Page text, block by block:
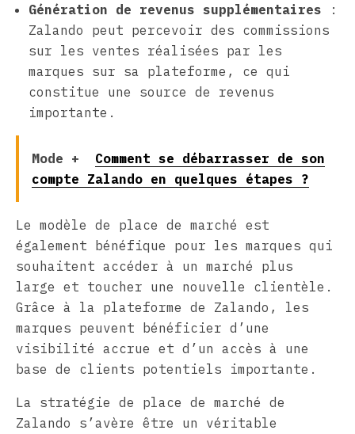
Génération de revenus supplémentaires :
Zalando peut percevoir des commissions
sur les ventes réalisées par les
marques sur sa plateforme, ce qui
constitue une source de revenus
importante.
Mode +
Comment se débarrasser de son
compte Zalando en quelques étapes ?
Le modèle de place de marché est
également bénéfique pour les marques qui
souhaitent accéder à un marché plus
large et toucher une nouvelle clientèle.
Grâce à la plateforme de Zalando, les
marques peuvent bénéficier d’une
visibilité accrue et d’un accès à une
base de clients potentiels importante.
La stratégie de place de marché de
Zalando s’avère être un véritable